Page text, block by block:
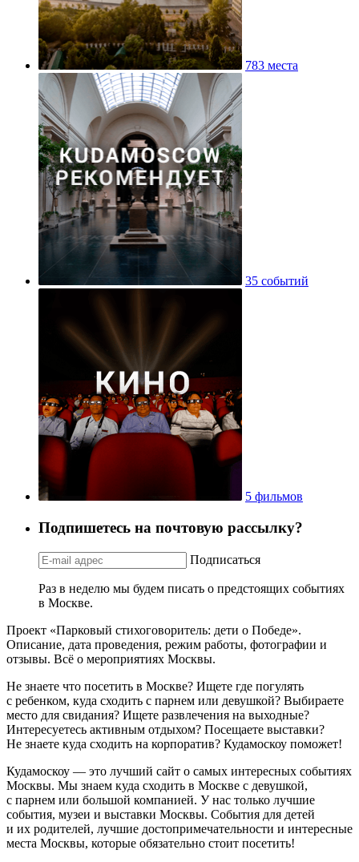
783 места
35 событий
5 фильмов
Подпишетесь на почтовую рассылку?
Подписаться
Раз в неделю мы будем писать о предстоящих событиях
в Москве.
Проект «Парковый стихоговоритель: дети о Победе».
Описание, дата проведения, режим работы, фотографии и
отзывы. Всё о мероприятиях Москвы.
Не знаете что посетить в Москве? Ищете где погулять
с ребенком, куда сходить с парнем или девушкой? Выбираете
место для свидания? Ищете развлечения на выходные?
Интересуетесь активным отдыхом? Посещаете выставки?
Не знаете куда сходить на корпоратив? Кудамоскоу поможет!
Кудамоскоу — это лучший сайт о самых интересных событиях
Москвы. Мы знаем куда сходить в Москве с девушкой,
с парнем или большой компанией. У нас только лучшие
события, музеи и выставки Москвы. События для детей
и их родителей, лучшие достопримечательности и интересные
места Москвы, которые обязательно стоит посетить!